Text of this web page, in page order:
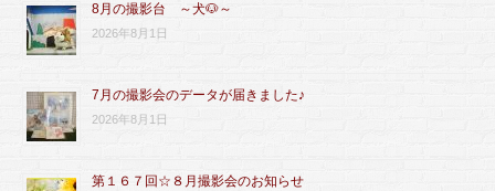
8月の撮影台 ～犬🐶～
2026年8月1日
7月の撮影会のデータが届きました♪
2026年8月1日
第１６７回☆８月撮影会のお知らせ